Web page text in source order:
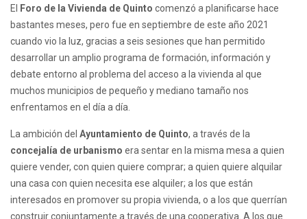
El Foro de la Vivienda de Quinto comenzó a planificarse hace
bastantes meses, pero fue en septiembre de este año 2021
cuando vio la luz, gracias a seis sesiones que han permitido
desarrollar un amplio programa de formación, información y
debate entorno al problema del acceso a la vivienda al que
muchos municipios de pequeño y mediano tamaño nos
enfrentamos en el día a día.
La ambición del Ayuntamiento de Quinto, a través de la
concejalía de urbanismo era sentar en la misma mesa a quien
quiere vender, con quien quiere comprar; a quien quiere alquilar
una casa con quien necesita ese alquiler; a los que están
interesados en promover su propia vivienda, o a los que querrían
construir conjuntamente a través de una cooperativa. A los que